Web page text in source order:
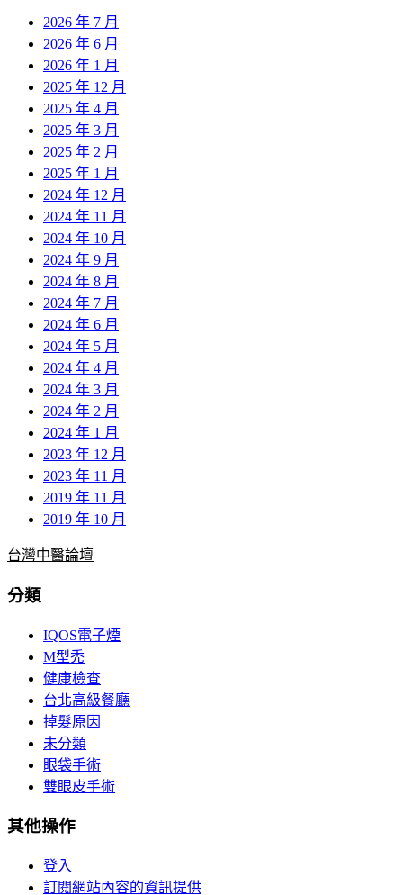
2026 年 7 月
2026 年 6 月
2026 年 1 月
2025 年 12 月
2025 年 4 月
2025 年 3 月
2025 年 2 月
2025 年 1 月
2024 年 12 月
2024 年 11 月
2024 年 10 月
2024 年 9 月
2024 年 8 月
2024 年 7 月
2024 年 6 月
2024 年 5 月
2024 年 4 月
2024 年 3 月
2024 年 2 月
2024 年 1 月
2023 年 12 月
2023 年 11 月
2019 年 11 月
2019 年 10 月
台灣中醫論壇
分類
IQOS電子煙
M型禿
健康檢查
台北高級餐廳
掉髮原因
未分類
眼袋手術
雙眼皮手術
其他操作
登入
訂閱網站內容的資訊提供